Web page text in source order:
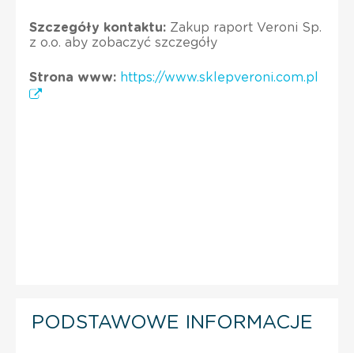
Szczegóły kontaktu: Zakup raport Veroni Sp.
z o.o. aby zobaczyć szczegóły
Strona www: https://www.sklepveroni.com.pl
PODSTAWOWE INFORMACJE